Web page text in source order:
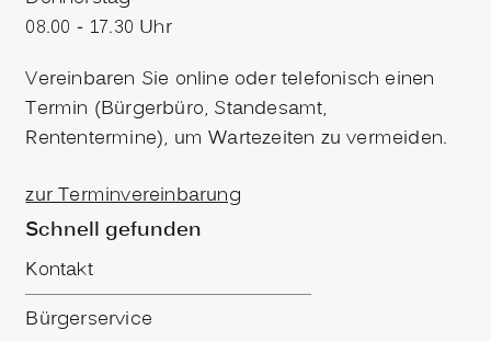
08.00 - 17.30 Uhr
Vereinbaren Sie online oder telefonisch einen
Termin (Bürgerbüro, Standesamt,
Rententermine), um Wartezeiten zu vermeiden.
zur Terminvereinbarung
Schnell gefunden
Kontakt
Bürgerservice